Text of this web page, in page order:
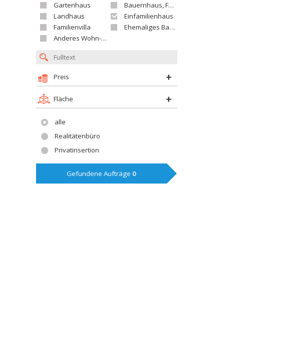
Gartenhaus
Bauernhaus, Ferienhaus
Landhaus
Einfamilienhaus
Familienvilla
Ehemaliges Bauerngut
Anderes Wohn- oder Ferienobjekt
Preis
Fläche
alle
Realitätenbüro
Privatinsertion
Gefundene Aufträge 0